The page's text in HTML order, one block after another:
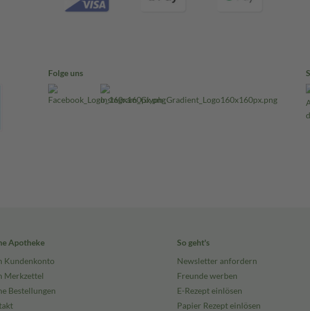
Folge uns
Apotheke
Kundenkonto
Merkzettel
Bestellungen
So geht's
Newsletter anfordern
Freunde werben
E-Rezept einlösen
Papier Rezept einlösen